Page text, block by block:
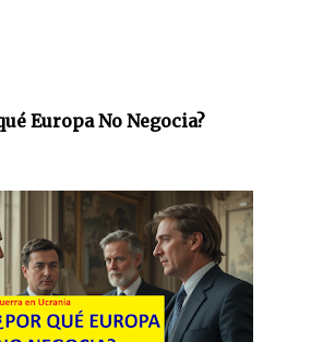
Europa No Negocia?